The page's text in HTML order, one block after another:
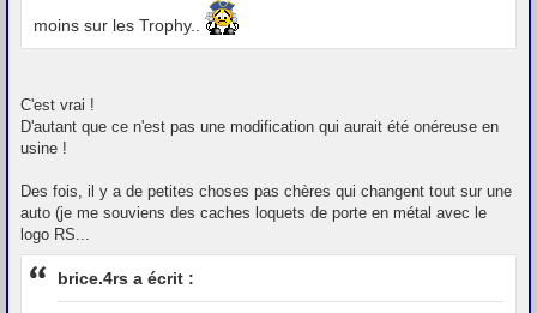
moins sur les Trophy..
C'est vrai !
D'autant que ce n'est pas une modification qui aurait été onéreuse en
usine !
Des fois, il y a de petites choses pas chères qui changent tout sur une
auto (je me souviens des caches loquets de porte en métal avec le
logo RS...
brice.4rs a écrit :